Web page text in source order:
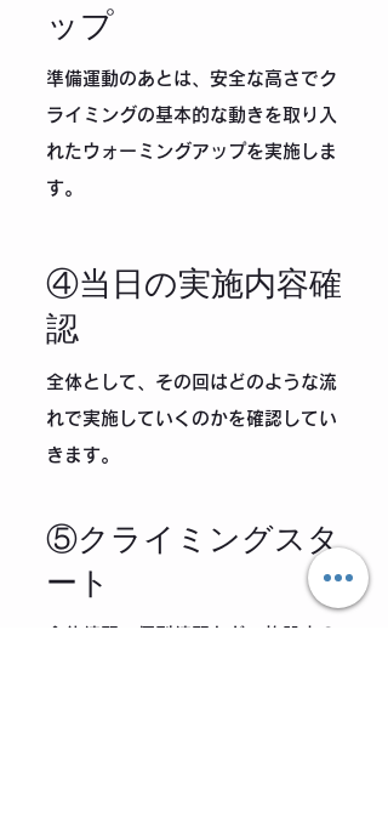
ップ
​準備運動のあとは、安全な高さでク
ライミングの基本的な動きを取り入
れたウォーミングアップを実施しま
す。
​④当日の実施内容確
認
​全体として、その回はどのような流
れで実施していくのかを確認してい
きます。
​⑤クライミングスタ
ート